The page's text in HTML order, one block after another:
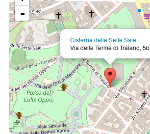
Cisterna delle Sette Sale
Via delle Terme di Traiano, 5b
-